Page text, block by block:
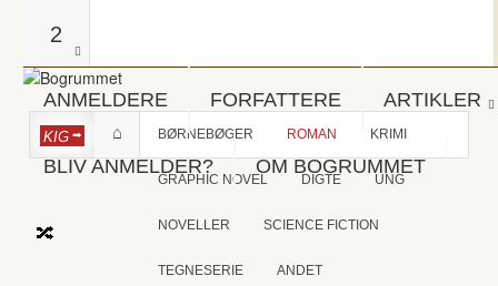
2
ANMELDERE FORFATTERE ARTIKLER
BLIV ANMELDER? OM BOGRUMMET
KIG BØRNEBØGER ROMAN KRIMI
GRAPHIC NOVEL DIGTE UNG
NOVELLER SCIENCE FICTION
TEGNESERIE ANDET